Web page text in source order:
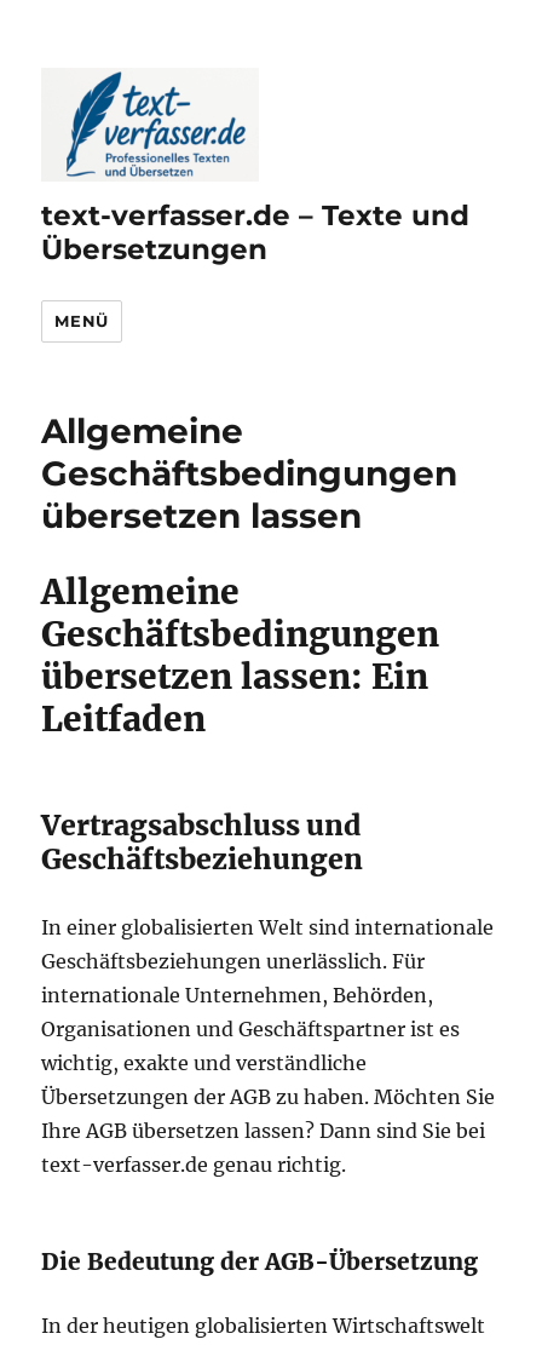
text-verfasser.de – Texte und
Übersetzungen
MENÜ
Allgemeine
Geschäftsbedingungen
übersetzen lassen
Allgemeine
Geschäftsbedingungen
übersetzen lassen: Ein
Leitfaden
Vertragsabschluss und
Geschäftsbeziehungen
In einer globalisierten Welt sind internationale
Geschäftsbeziehungen unerlässlich. Für
internationale Unternehmen, Behörden,
Organisationen und Geschäftspartner ist es
wichtig, exakte und verständliche
Übersetzungen der AGB zu haben. Möchten Sie
Ihre AGB übersetzen lassen? Dann sind Sie bei
text-verfasser.de genau richtig.
Die Bedeutung der AGB-Übersetzung
In der heutigen globalisierten Wirtschaftswelt